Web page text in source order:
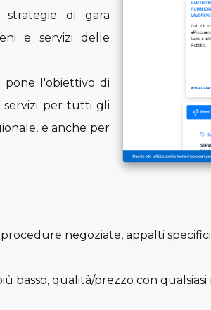
strategie di gara
e servizi delle
pone l'obiettivo di
per tutti gli
e anche per
negoziate, appalti specifici
basso, qualità/prezzo con